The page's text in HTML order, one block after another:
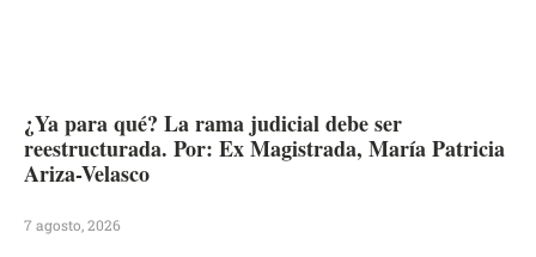
¿Ya para qué? La rama judicial debe ser
reestructurada. Por: Ex Magistrada, María Patricia
Ariza-Velasco
7 agosto, 2026